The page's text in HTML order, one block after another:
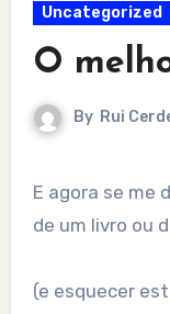
Uncategorized
O
By Rui
E agora se me dão licença vou fugir para dentro
de um livro ou
(e esquecer